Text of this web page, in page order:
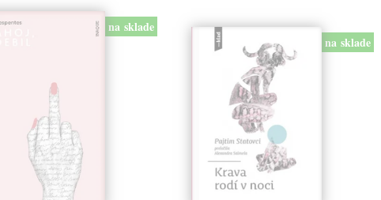
na sklade
na sklade